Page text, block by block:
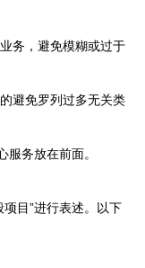
务，避免模糊或过于
避免罗列过多无关类
服务放在前面。
目”进行表述。以下